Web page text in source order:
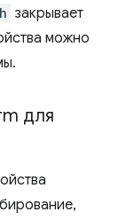
закрывает
можно
для